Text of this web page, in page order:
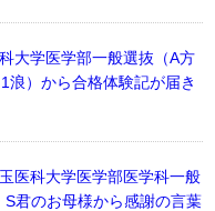
大学医学部一般選抜（A方
浪）から合格体験記が届き
医科大学医学部医学科一般
君のお母様から感謝の言葉